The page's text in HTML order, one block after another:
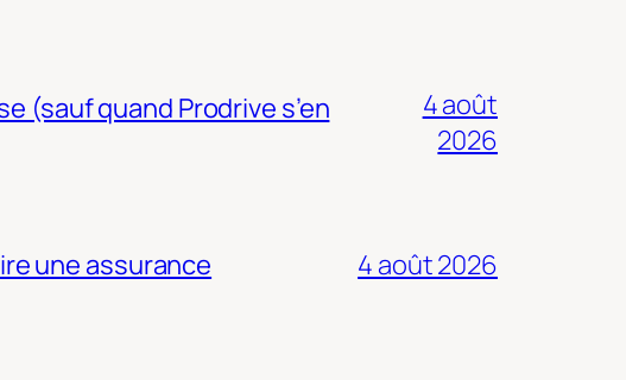
(sauf quand Prodrive s’en
4 août
2026
une assurance 4 août 2026